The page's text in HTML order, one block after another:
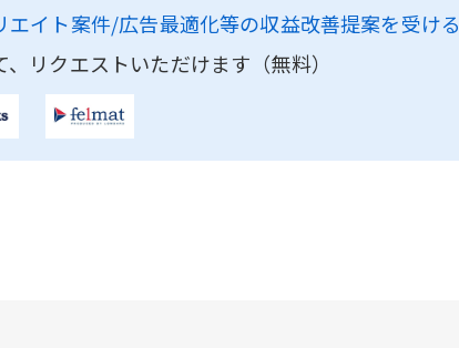
エイト案件/広告最適化等の収益改善提案を受ける
リクエストいただけます（無料）